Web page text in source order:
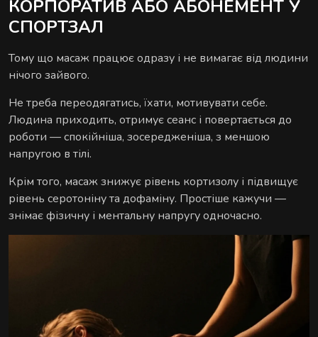
КОРПОРАТИВ АБО АБОНЕМЕНТ У
СПОРТЗАЛ
Тому що масаж працює одразу і не вимагає від людини
нічого зайвого.
Не треба переодягатись, їхати, мотивувати себе.
Людина приходить, отримує сеанс і повертається до
роботи — спокійніша, зосередженіша, з меншою
напругою в тілі.
Крім того, масаж знижує рівень кортизолу і підвищує
рівень серотоніну та дофаміну. Простіше кажучи —
знімає фізичну і ментальну напругу одночасно.